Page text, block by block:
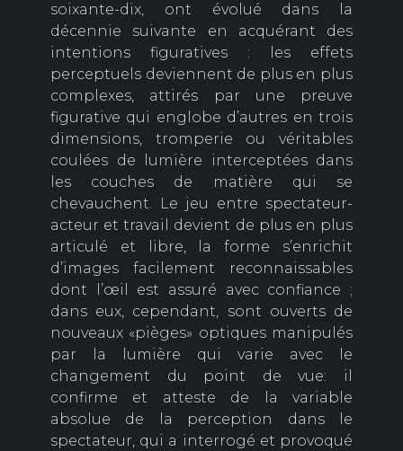
soixante-dix, ont évolué dans la
décennie suivante en acquérant des
intentions figuratives : les effets
perceptuels deviennent de plus en plus
complexes, attirés par une preuve
figurative qui englobe d’autres en trois
dimensions, tromperie ou véritables
coulées de lumière interceptées dans
les couches de matière qui se
chevauchent. Le jeu entre spectateur-
acteur et travail devient de plus en plus
articulé et libre, la forme s’enrichit
d’images facilement reconnaissables
dont l’œil est assuré avec confiance ;
dans eux, cependant, sont ouverts de
nouveaux «pièges» optiques manipulés
par la lumière qui varie avec le
changement du point de vue: il
confirme et atteste de la variable
absolue de la perception dans le
spectateur, qui a interrogé et provoqué